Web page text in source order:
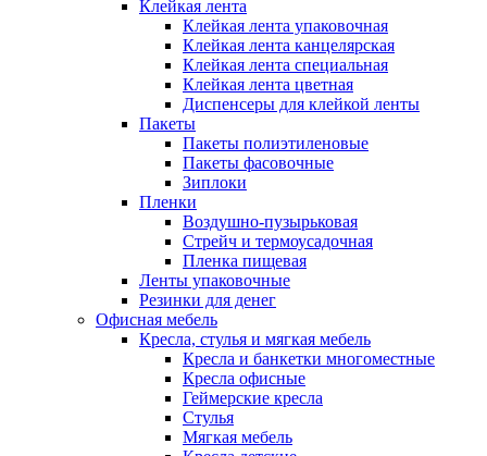
Клейкая лента
Клейкая лента упаковочная
Клейкая лента канцелярская
Клейкая лента специальная
Клейкая лента цветная
Диспенсеры для клейкой ленты
Пакеты
Пакеты полиэтиленовые
Пакеты фасовочные
Зиплоки
Пленки
Воздушно-пузырьковая
Стрейч и термоусадочная
Пленка пищевая
Ленты упаковочные
Резинки для денег
Офисная мебель
Кресла, стулья и мягкая мебель
Кресла и банкетки многоместные
Кресла офисные
Геймерские кресла
Стулья
Мягкая мебель